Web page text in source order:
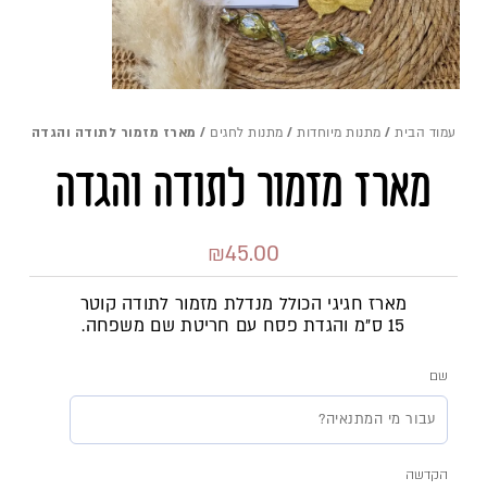
עמוד הבית / מתנות מיוחדות / מתנות לחגים / מארז מזמור לתודה והגדה
מארז מזמור לתודה והגדה
₪45.00
מארז חגיגי הכולל מנדלת מזמור לתודה קוטר
15 ס"מ והגדת פסח עם חריטת שם משפחה.
שם
הקדשה
כמות
של
מארז